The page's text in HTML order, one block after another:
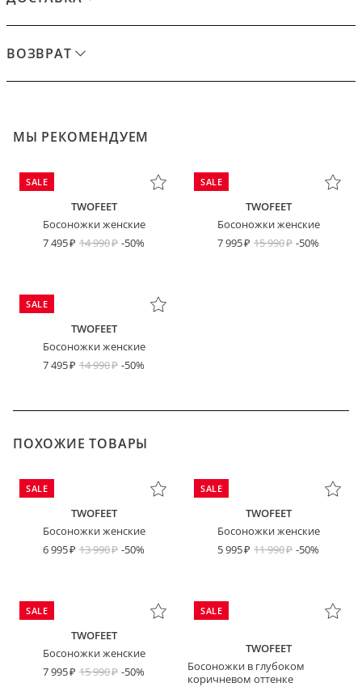
ВОЗВРАТ
МЫ РЕКОМЕНДУЕМ
SALE
TWOFEET
Босоножки женские
7 495
14 990 -50%
SALE
TWOFEET
Босоножки женские
7 995
15 990 -50%
SALE
TWOFEET
Босоножки женские
7 495
14 990 -50%
ПОХОЖИЕ ТОВАРЫ
SALE
TWOFEET
Босоножки женские
6 995
13 990 -50%
SALE
TWOFEET
Босоножки женские
5 995
11 990 -50%
SALE
TWOFEET
Босоножки женские
7 995
15 990 -50%
SALE
TWOFEET
Босоножки в глубоком
коричневом оттенке